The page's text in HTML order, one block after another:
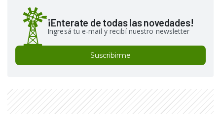
¡Enterate de todas las novedades!
Ingresá tu e-mail y recibí nuestro newsletter
Suscribirme